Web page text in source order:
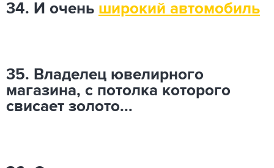
34. И очень широкий автомобиль
35. Владелец ювелирного
магазина, с потолка которого
свисает золото...